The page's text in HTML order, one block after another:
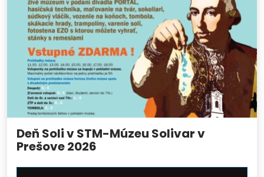
Deň Soli v STM-Múzeu Solivar v
Prešove 2026